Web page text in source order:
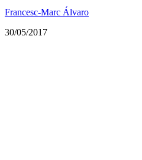
Francesc-Marc Álvaro
30/05/2017